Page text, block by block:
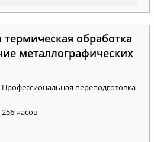
обработка
металлографических
Профессиональная переподготовка
256 часов